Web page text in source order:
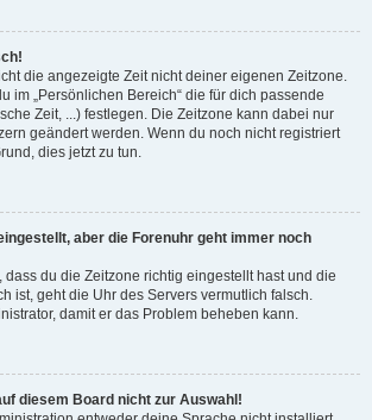
die angezeigte Zeit nicht deiner eigenen Zeitzone.
im „Persönlichen Bereich“ die für dich passende
Zeit, ...) festlegen. Die Zeitzone kann dabei nur
geändert werden. Wenn du noch nicht registriert
dies jetzt zu tun.
aber die Forenuhr geht immer noch
dass du die Zeitzone richtig eingestellt hast und die
ist, geht die Uhr des Servers vermutlich falsch.
damit er das Problem beheben kann.
diesem Board nicht zur Auswahl!